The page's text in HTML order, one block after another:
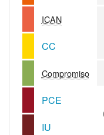
ICAN
CC
Compromiso
PCE
IU